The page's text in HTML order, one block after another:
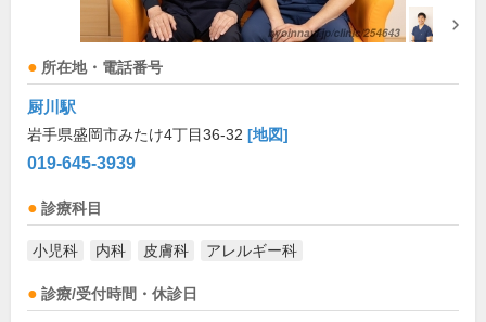
所在地・電話番号
厨川駅
岩手県盛岡市みたけ4丁目36-32 [地図]
019-645-3939
診療科目
小児科 内科 皮膚科 アレルギー科
診療/受付時間・休診日